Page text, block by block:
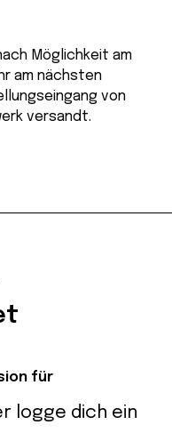
Möglichkeit am
am nächsten
von
versandt.
für
logge dich ein